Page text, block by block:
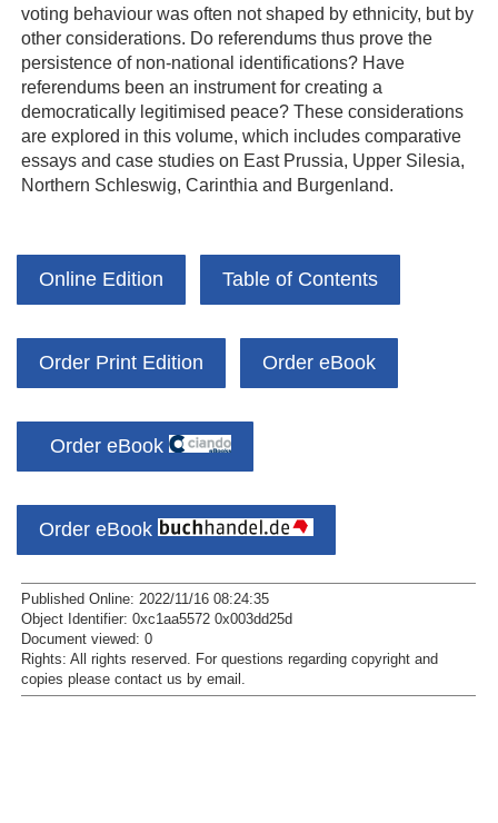
voting behaviour was often not shaped by ethnicity, but by
other considerations. Do referendums thus prove the
persistence of non-national identifications? Have
referendums been an instrument for creating a
democratically legitimised peace? These considerations
are explored in this volume, which includes comparative
essays and case studies on East Prussia, Upper Silesia,
Northern Schleswig, Carinthia and Burgenland.
Online Edition Table of Contents
Order Print Edition Order eBook
Order eBook
Order eBook
Published Online: 2022/11/16 08:24:35
Object Identifier: 0xc1aa5572 0x003dd25d
Document viewed: 0
Rights: All rights reserved.
For questions regarding copyright and
copies please contact us by email